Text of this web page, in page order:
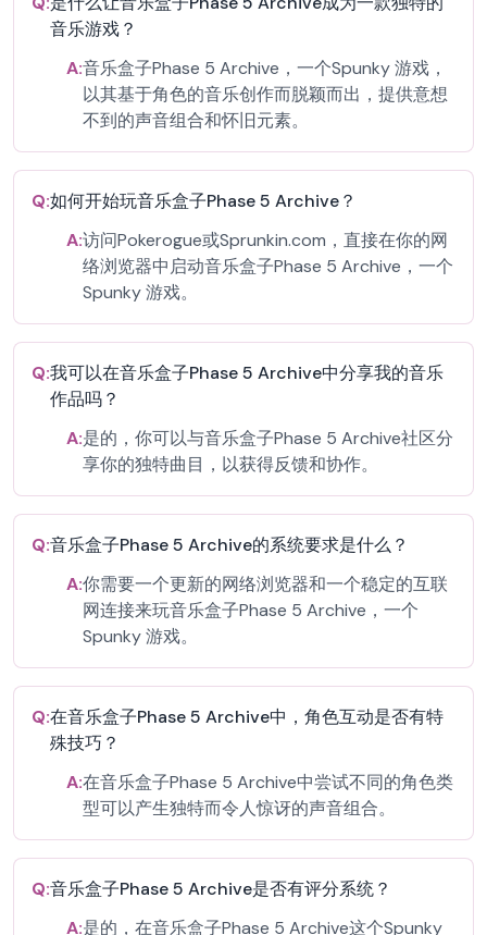
音乐游戏？
A:音乐盒子Phase 5 Archive，一个Spunky 游戏，
以其基于角色的音乐创作而脱颖而出，提供意想
不到的声音组合和怀旧元素。
Q:如何开始玩音乐盒子Phase 5 Archive？
A:访问Pokerogue或Sprunkin.com，直接在你的网
络浏览器中启动音乐盒子Phase 5 Archive，一个
Spunky 游戏。
Q:我可以在音乐盒子Phase 5 Archive中分享我的音乐
作品吗？
A:是的，你可以与音乐盒子Phase 5 Archive社区分
享你的独特曲目，以获得反馈和协作。
Q:音乐盒子Phase 5 Archive的系统要求是什么？
A:你需要一个更新的网络浏览器和一个稳定的互联
网连接来玩音乐盒子Phase 5 Archive，一个
Spunky 游戏。
Q:在音乐盒子Phase 5 Archive中，角色互动是否有特
殊技巧？
A:在音乐盒子Phase 5 Archive中尝试不同的角色类
型可以产生独特而令人惊讶的声音组合。
Q:音乐盒子Phase 5 Archive是否有评分系统？
A:是的，在音乐盒子Phase 5 Archive这个Spunky